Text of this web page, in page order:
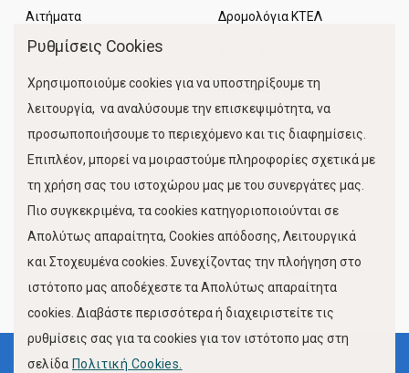
Αιτήματα Δρομολόγια ΚΤΕΛ
Κίνηση Λιμένος
FOLLOW US
Ρυθμίσεις Cookies
Χρησιμοποιούμε cookies για να υποστηρίξουμε τη
λειτουργία, να αναλύσουμε την επισκεψιμότητα, να
προσωποποιήσουμε το περιεχόμενο και τις διαφημίσεις.
Επιπλέον, μπορεί να μοιραστούμε πληροφορίες σχετικά με
τη χρήση σας του ιστοχώρου μας με του συνεργάτες μας.
Πιο συγκεκριμένα, τα cookies κατηγοριοποιούνται σε
Απολύτως απαραίτητα, Cookies απόδοσης, Λειτουργικά
και Στοχευμένα cookies. Συνεχίζοντας την πλοήγηση στο
ιστότοπο μας αποδέχεστε τα Απολύτως απαραίτητα
cookies. Διαβάστε περισσότερα ή διαχειριστείτε τις
ρυθμίσεις σας για τα cookies για τον ιστότοπο μας στη
σελίδα Πολιτική Cookies.